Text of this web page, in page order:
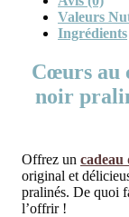
Valeurs
Ingrédients
Cœurs au
noir
Offrez un
original et
pralinés. De quoi
l’offrir !